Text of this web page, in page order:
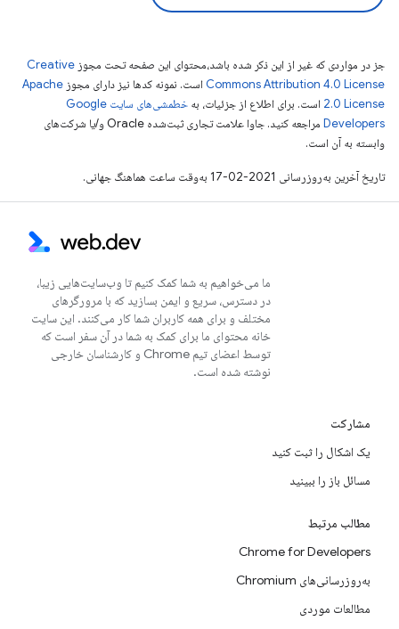
جز در مواردی که غیر از این ذکر شده باشد،‌محتوای این صفحه تحت مجوز Creative
Commons Attribution 4.0 License است. نمونه کدها نیز دارای مجوز Apache
2.0 License است. برای اطلاع از جزئیات، به
خطمشی‌های سایت Google
Developers‏
مراجعه کنید. جاوا علامت تجاری ثبت‌شده Oracle و/یا شرکت‌های
وابسته به آن است.
تاریخ آخرین به‌روزرسانی 2021-02-17 به‌وقت ساعت هماهنگ جهانی.
ما می‌خواهیم به شما کمک کنیم تا وب‌سایت‌هایی زیبا،
در دسترس، سریع و ایمن بسازید که با مرورگرهای
مختلف و برای همه کاربران شما کار می‌کنند. این سایت
خانه محتوای ما برای کمک به شما در آن سفر است که
توسط اعضای تیم Chrome و کارشناسان خارجی
نوشته شده است.
مشارکت
یک اشکال را ثبت کنید
مسائل باز را ببینید
مطالب مرتبط
Chrome for Developers
به‌روزرسانی‌های Chromium
مطالعات موردی